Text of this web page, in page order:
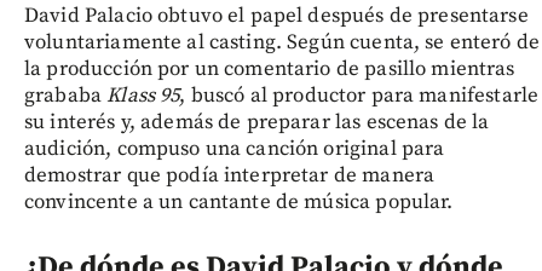
David Palacio obtuvo el papel después de presentarse
voluntariamente al casting. Según cuenta, se enteró de
la producción por un comentario de pasillo mientras
grababaKlass 95, buscó al productor para manifestarle
su interés y, además de preparar las escenas de la
audición, compuso una canción original para
demostrar que podía interpretar de manera
convincente a un cantante de música popular.